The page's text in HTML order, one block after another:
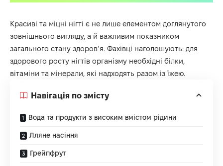
Красиві та міцні нігті є не лише елементом доглянутого
зовнішнього вигляду, а й важливим показником
загального стану здоров’я. Фахівці наголошують: для
здорового росту нігтів організму необхідні білки,
вітаміни та мінерали, які надходять разом із їжею.
Навігація по змісту
Вода та продукти з високим вмістом рідини
Лляне насіння
Грейпфрут